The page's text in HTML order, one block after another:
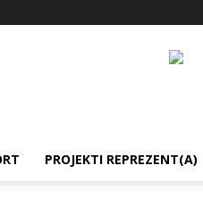
PROJEKTI REPREZENT(A)